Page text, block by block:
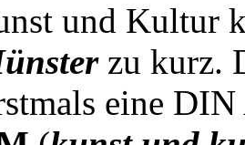
und Kultur
zu kurz.
eine